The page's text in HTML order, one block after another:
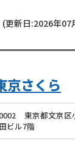
(更新日:2026年07
京さくら
東京都文京
ビル7階